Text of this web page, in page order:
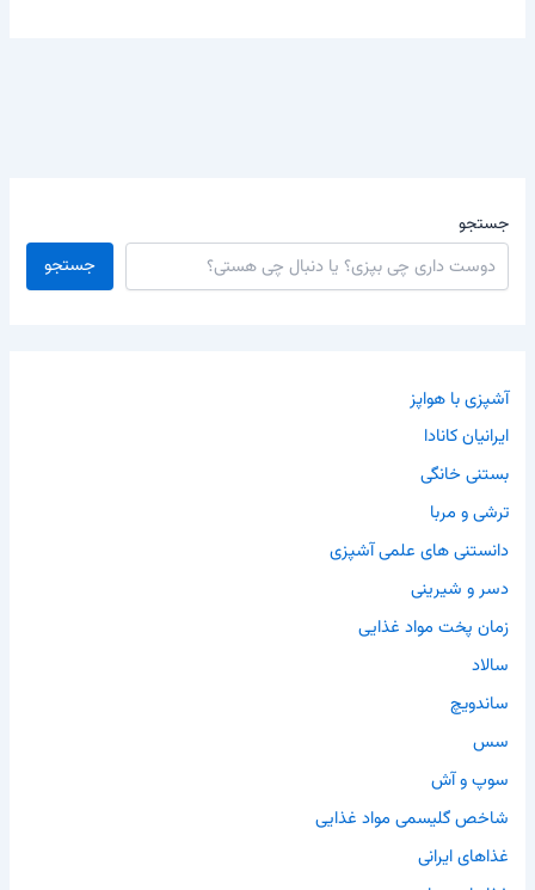
جستجو
جستجو
آشپزی با هواپز
ایرانیان کانادا
بستنی خانگی
ترشی و مربا
دانستنی های علمی آشپزی
دسر و شیرینی
زمان پخت مواد غذایی
سالاد
ساندویچ
سس
سوپ و آش
شاخص گلیسمی مواد غذایی
غذاهای ایرانی